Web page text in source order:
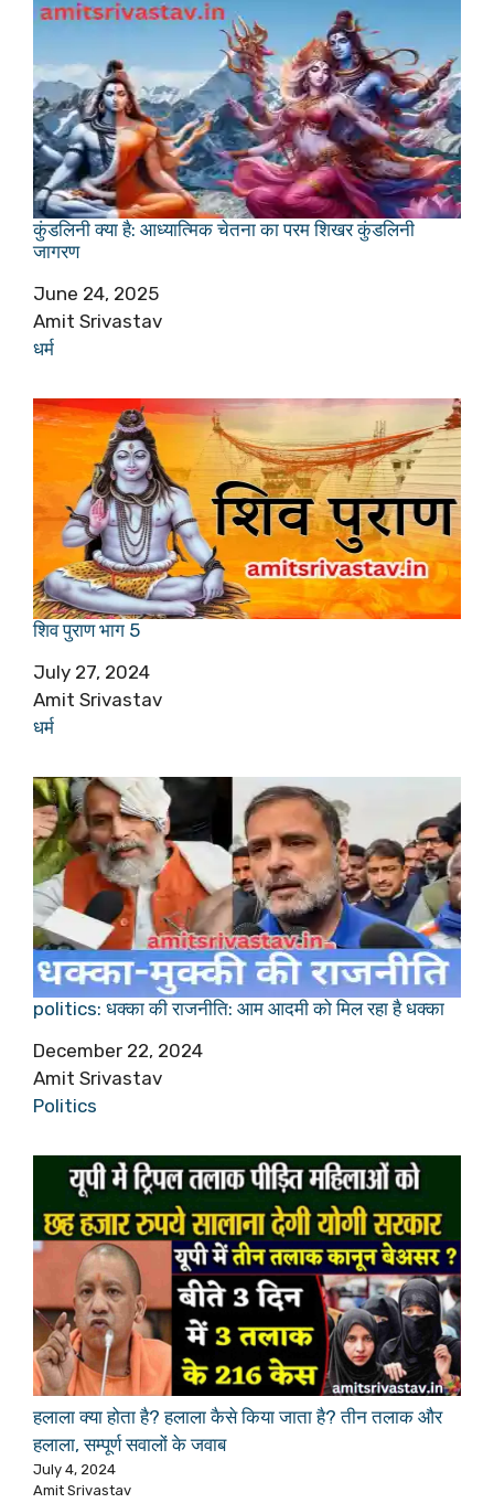
कुंडलिनी क्या है: आध्यात्मिक चेतना का परम शिखर कुंडलिनी
जागरण
Date
June 24, 2025
Author
Amit Srivastav
In relation to
धर्म
शिव पुराण भाग 5
Date
July 27, 2024
Author
Amit Srivastav
In relation to
धर्म
politics: धक्का की राजनीति: आम आदमी को मिल रहा है धक्का
Date
December 22, 2024
Author
Amit Srivastav
In relation to
Politics
हलाला क्या होता है? हलाला कैसे किया जाता है? तीन तलाक और
हलाला, सम्पूर्ण सवालों के जवाब
July 4, 2024
Amit Srivastav